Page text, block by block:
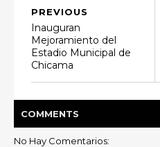
PREVIOUS
Inauguran
Mejoramiento del
Estadio Municipal de
Chicama
COMMENTS
No Hay Comentarios: